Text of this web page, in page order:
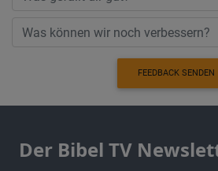
FEEDBACK SENDEN
Der Bibel TV